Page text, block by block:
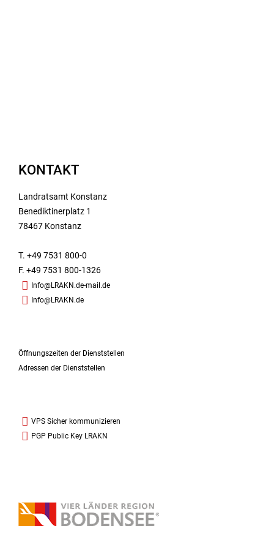
KONTAKT
Landratsamt Konstanz
Benediktinerplatz 1
78467 Konstanz
T. +49 7531 800-0
F. +49 7531 800-1326
Info@LRAKN.de-mail.de
Info@LRAKN.de
Öffnungszeiten der Dienststellen
Adressen der Dienststellen
VPS Sicher kommunizieren
PGP Public Key LRAKN